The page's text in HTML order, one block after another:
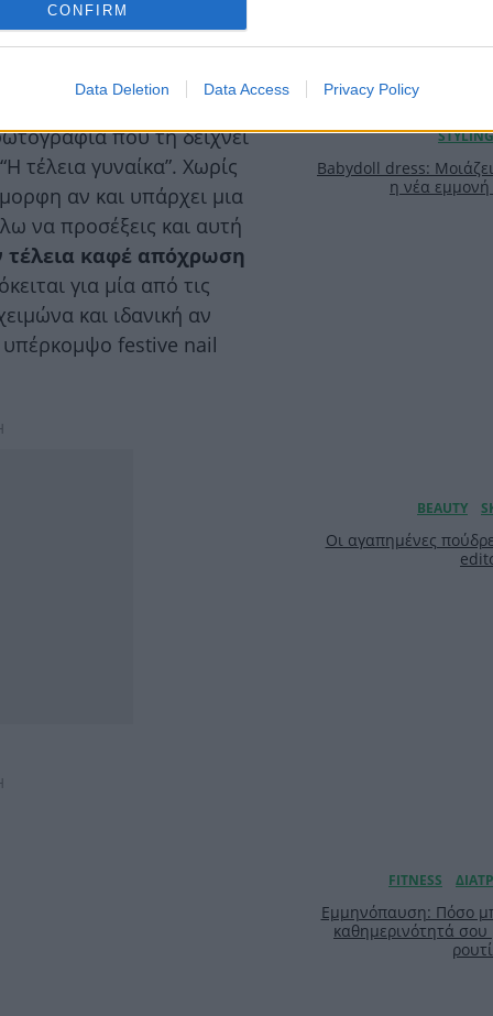
CONFIRM
Data Deletion Data Access Privacy Policy
facialist Keren Bartov
την αγαπημένη
ευκαιρία να
που τη δείχνει
τέλεια γυναίκα”. Χωρίς
αν και υπάρχει μια
να προσέξεις και αυτή
τέλεια καφέ απόχρωση
για μία από τις
και ιδανική αν
υπέρκομψο festive nail
Babydoll dress:
η νέα
Οι αγαπημένες
Εμμηνόπαυση: Πόσο
καθημερινότητά